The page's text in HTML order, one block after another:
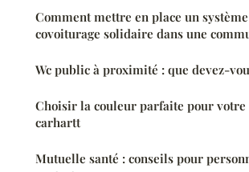
Comment mettre en place un
covoiturage solidaire dans une
Wc public à proximité : que devez-
Choisir la couleur parfaite pour votre
carhartt
Mutuelle santé : conseils pour